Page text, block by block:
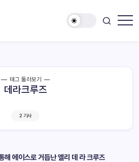
태그 둘러보기
데라크루즈
2 기사
해 에이스로 거듭난 엘리 데 라 크루즈